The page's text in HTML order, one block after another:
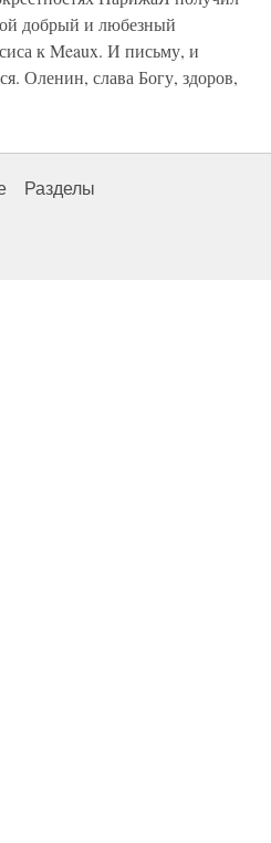
добрый и любезный
к Meaux. И письму, и
Оленин, слава Богу, здоров,
Разделы